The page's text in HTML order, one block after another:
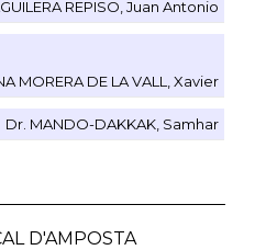
REPISO, Juan Antonio
MORERA DE LA VALL, Xavier
Dr. MANDO-DAKKAK, Samhar
D'AMPOSTA